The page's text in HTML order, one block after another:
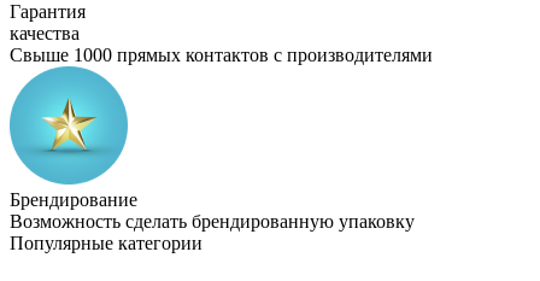
Гарантия
качества
Свыше 1000 прямых контактов с производителями
Брендирование
Возможность сделать брендированную упаковку
Популярные категории